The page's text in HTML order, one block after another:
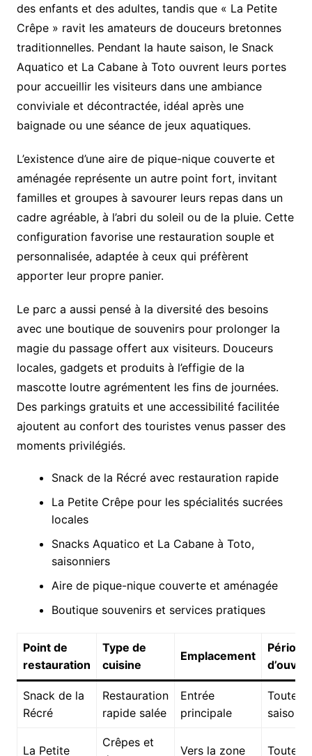
des enfants et des adultes, tandis que « La Petite
Crêpe » ravit les amateurs de douceurs bretonnes
traditionnelles. Pendant la haute saison, le Snack
Aquatico et La Cabane à Toto ouvrent leurs portes
pour accueillir les visiteurs dans une ambiance
conviviale et décontractée, idéal après une
baignade ou une séance de jeux aquatiques.
L’existence d’une aire de pique-nique couverte et
aménagée représente un autre point fort, invitant
familles et groupes à savourer leurs repas dans un
cadre agréable, à l’abri du soleil ou de la pluie. Cette
configuration favorise une restauration souple et
personnalisée, adaptée à ceux qui préfèrent
apporter leur propre panier.
Le parc a aussi pensé à la diversité des besoins
avec une boutique de souvenirs pour prolonger la
magie du passage offert aux visiteurs. Douceurs
locales, gadgets et produits à l’effigie de la
mascotte loutre agrémentent les fins de journées.
Des parkings gratuits et une accessibilité facilitée
ajoutent au confort des touristes venus passer des
moments privilégiés.
Snack de la Récré avec restauration rapide
La Petite Crêpe pour les spécialités sucrées
locales
Snacks Aquatico et La Cabane à Toto,
saisonniers
Aire de pique-nique couverte et aménagée
Boutique souvenirs et services pratiques
Point de
restauration
Type de
cuisine
Emplacement
Période
Snack de la
Récré
Restauration
rapide salée
Entrée
principale
Toute la
saison
La Petite
Crêpes et
Vers la zone Toute la